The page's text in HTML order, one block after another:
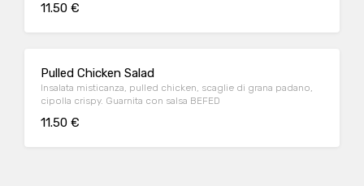
11.50 €
Pulled Chicken Salad
Insalata misticanza, pulled chicken, scaglie di grana padano,
cipolla crispy. Guarnita con salsa BEFED
11.50 €